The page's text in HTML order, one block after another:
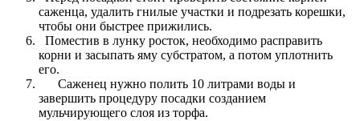
саженца, удалить гнилые участки и подрезать корешки,
чтобы они быстрее прижились.
Поместив в лунку росток, необходимо расправить
корни и засыпать яму субстратом, а потом уплотнить
его.
Саженец нужно полить 10 литрами воды и
завершить процедуру посадки созданием
мульчирующего слоя из торфа.